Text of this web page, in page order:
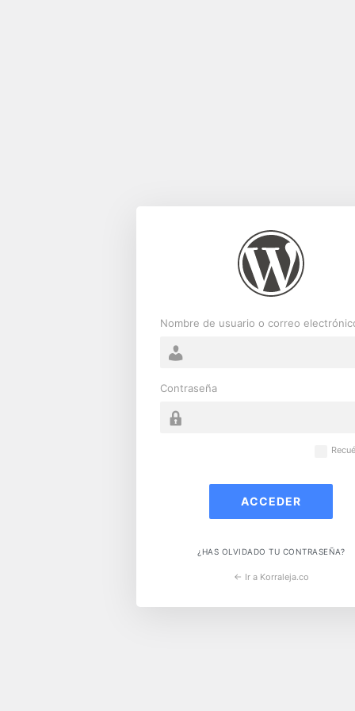
Nombre de usuario o correo
Contraseña
¿HAS OLVIDADO TU CONTRASEÑA?
← Ir a Korraleja.co